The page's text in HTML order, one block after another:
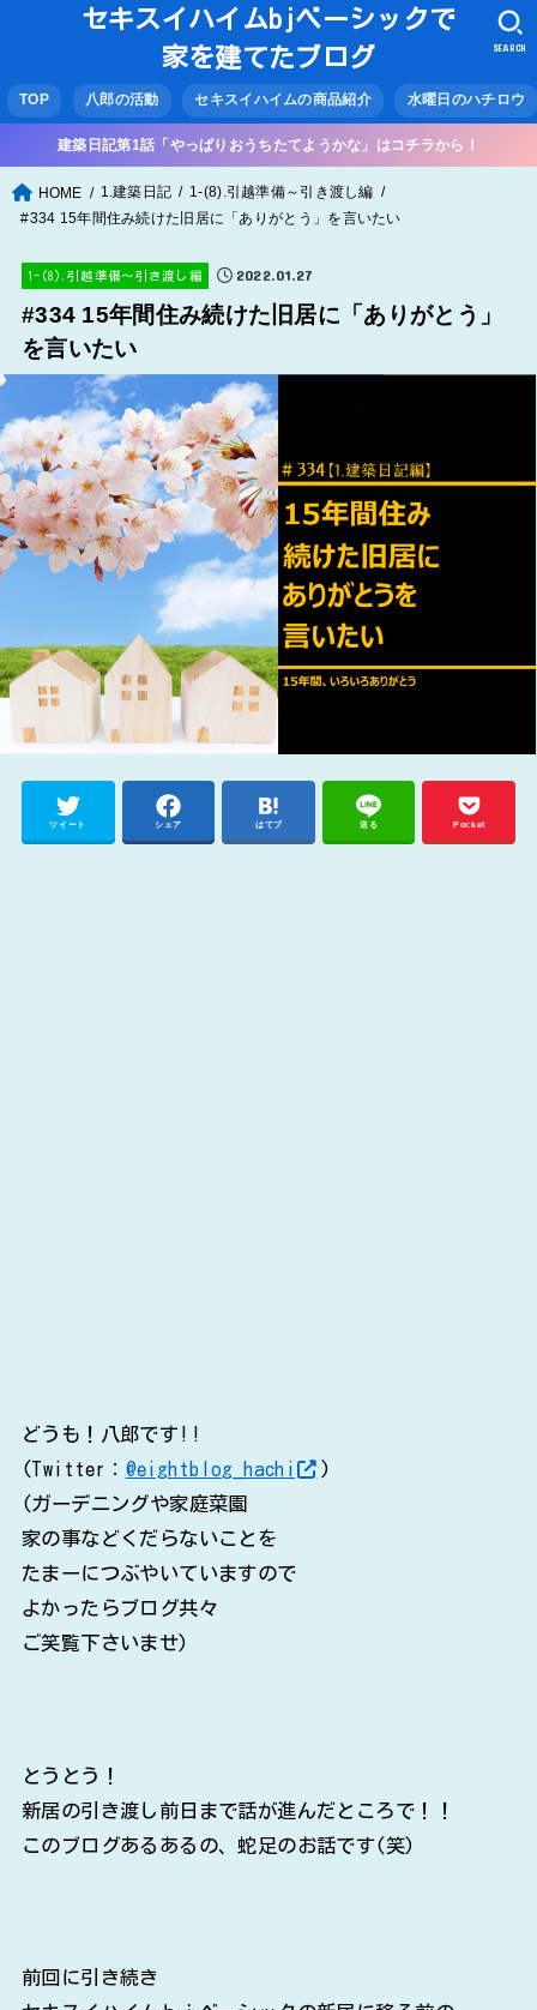
セキスイハイムbjベーシックで
家を建てたブログ
TOP 八郎の活動 セキスイハイムの商品紹介 水曜日のハチロウ
SEARCH
建築日記第1話「やっぱりおうちたてようかな」はコチラから！
HOME 1.建築日記
1-(8).引越準備～引き渡し編
#334 15年間住み続けた旧居に「ありがとう」を言いたい
1-(8).引越準備～引き渡し編 2022.01.27
#334 15年間住み続けた旧居に「ありがとう」
を言いたい
ツイート シェア はてブ 送る Pocket
どうも！八郎です!!
(Twitter： @eightblog_hachi
)
(ガーデニングや家庭菜園
家の事などくだらないことを
たまーにつぶやいていますので
よかったらブログ共々
ご笑覧下さいませ)
とうとう！
新居の引き渡し前日まで話が進んだところで！！
このブログあるあるの、蛇足のお話です(笑)
前回に引き続き